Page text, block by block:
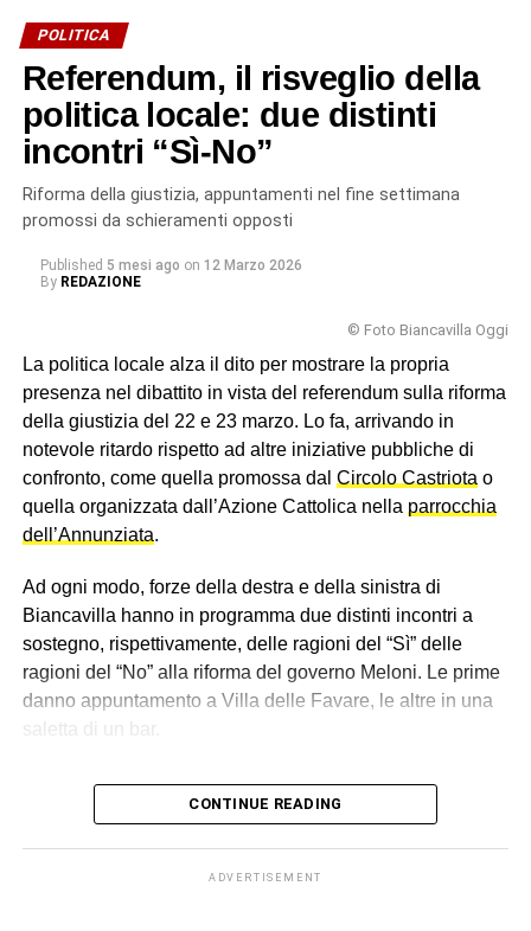
parte due appuntamenti di aree contrapposte (
delle Favare, l’altro in una saletta di un bar). Insomma, su
questo referendum hanno scelto i biancavillesi,
respingendo la riforma Meloni-Nordio, nonostante la
latitanza dei partiti locali.
© RIPRODUZIONE RISERVATA
POLITICA
Referendum, il risveglio della
politica locale: due distinti
incontri “Sì-No”
Riforma della giustizia, appuntamenti nel fine settimana
promossi da schieramenti opposti
Published 5 mesi ago on 12 Marzo 2026
By REDAZIONE
© Foto Biancavilla Oggi
La politica locale alza il dito per mostrare la propria
presenza nel dibattito in vista del referendum sulla riforma
della giustizia del 22 e 23 marzo. Lo fa, arrivando in
notevole ritardo rispetto ad altre iniziative pubbliche di
confronto, come quella promossa dal Circolo Castriota o
quella organizzata dall’Azione Cattolica nella parrocchia
dell’Annunziata.
Ad ogni modo, forze della destra e della sinistra di
Biancavilla hanno in programma due distinti incontri a
sostegno, rispettivamente, delle ragioni del “Sì” delle
ragioni del “No” alla riforma del governo Meloni. Le prime
danno appuntamento a Villa delle Favare, le altre in una
saletta di un bar.
I sostenitori del “Sì”
marzo alle ore 17.30 alla Villa delle Favare. “Le ragioni
CONTINUE READING
ADVERTISEMENT